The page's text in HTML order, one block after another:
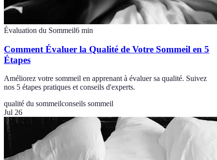
Évaluation du Sommeil6 min
Comment Évaluer la Qualité de Votre Sommeil en 5
Étapes
Améliorez votre sommeil en apprenant à évaluer sa qualité. Suivez
nos 5 étapes pratiques et conseils d'experts.
qualité du sommeilconseils sommeil
Jul 26